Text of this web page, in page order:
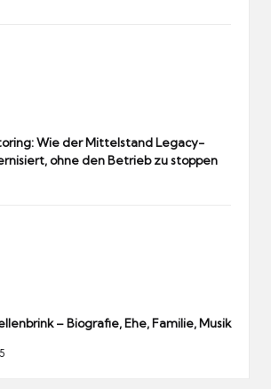
Wie der Mittelstand Legacy-
ohne den Betrieb zu stoppen
– Biografie, Ehe, Familie, Musik